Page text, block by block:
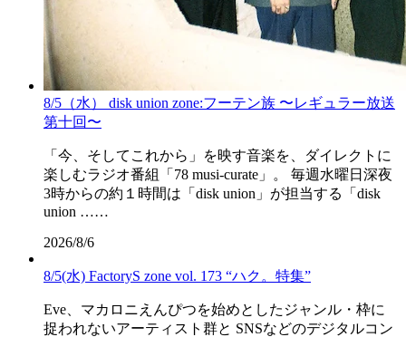
8/5（水） disk union zone:フーテン族 〜レギュラー放送
第十回〜
「今、そしてこれから」を映す音楽を、ダイレクトに
楽しむラジオ番組「78 musi-curate」。 毎週水曜日深夜
3時からの約１時間は「disk union」が担当する「disk
union ……
2026/8/6
8/5(水) FactoryS zone vol. 173 “ハク。特集”
Eve、マカロニえんぴつを始めとしたジャンル・枠に
捉われないアーティスト群と SNSなどのデジタルコン